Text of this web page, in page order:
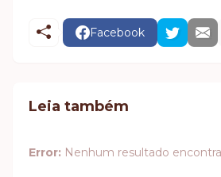
Facebook
Leia também
Error: Nenhum resultado